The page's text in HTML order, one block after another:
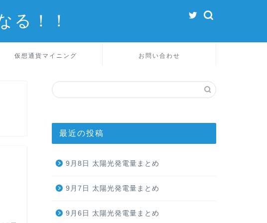
る！！
仮想通貨マイニング お問い合わせ
最近の投稿
9月8日 太陽光発電量まとめ
9月7日 太陽光発電量まとめ
9月6日 太陽光発電量まとめ